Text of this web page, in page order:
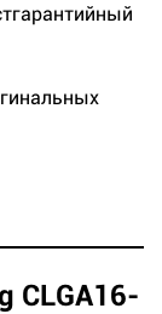
CLGA16-